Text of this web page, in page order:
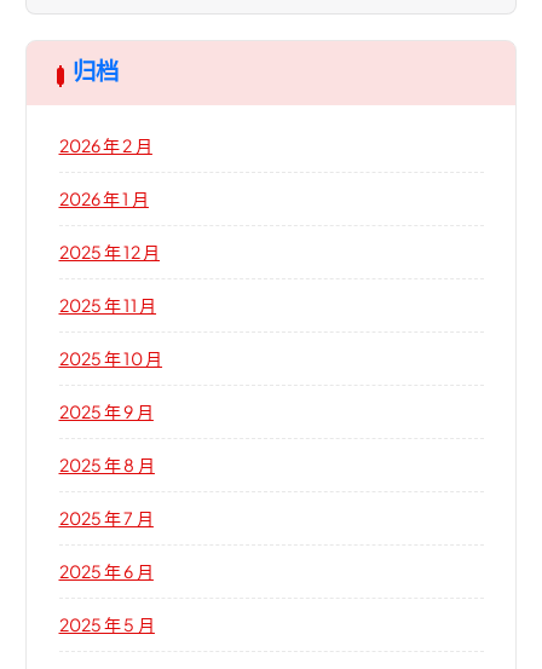
归档
2026 年 2 月
2026 年 1 月
2025 年 12 月
2025 年 11 月
2025 年 10 月
2025 年 9 月
2025 年 8 月
2025 年 7 月
2025 年 6 月
2025 年 5 月